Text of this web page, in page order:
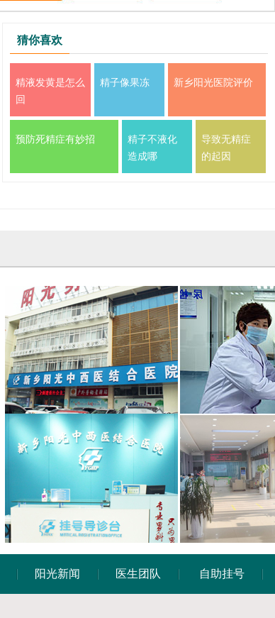
猜你喜欢
精液发黄是怎么
回
精子像果冻 新乡阳光医院评价
预防死精症有妙招
精子不液化
造成哪
导致无精症
的起因
阳光新闻 医生团队 自助挂号